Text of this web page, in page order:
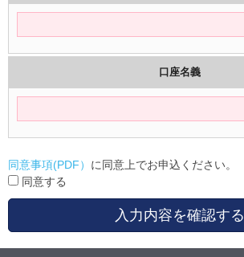
口座名義
同意事項(PDF） に同意上でお申込ください。
同意する
入力内容を確認する